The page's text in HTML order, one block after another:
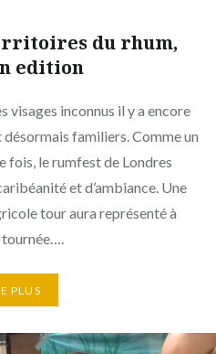
du rhum,
edition
visages inconnus il y a encore
désormais familiers. Comme un
fois, le rumfest de Londres
et d’ambiance. Une
tour aura représenté à
tournée….
PLUS